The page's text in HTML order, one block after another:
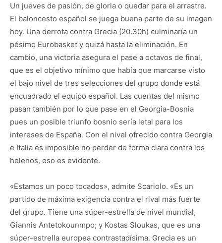
Un jueves de pasión, de gloria o quedar para el arrastre.
El baloncesto español se juega buena parte de su imagen
hoy. Una derrota contra Grecia (20.30h) culminaría un
pésimo Eurobasket y quizá hasta la eliminación. En
cambio, una victoria asegura el pase a octavos de final,
que es el objetivo mínimo que había que marcarse visto
el bajo nivel de tres selecciones del grupo donde está
encuadrado el equipo español. Las cuentas del mismo
pasan también por lo que pase en el Georgia-Bosnia
pues un posible triunfo bosnio sería letal para los
intereses de España. Con el nivel ofrecido contra Georgia
e Italia es imposible no perder de forma clara contra los
helenos, eso es evidente.
«Estamos un poco tocados», admite Scariolo. «Es un
partido de máxima exigencia contra el rival más fuerte
del grupo. Tiene una súper-estrella de nivel mundial,
Giannis Antetokounmpo; y Kostas Sloukas, que es una
súper-estrella europea contrastadísima. Grecia es un